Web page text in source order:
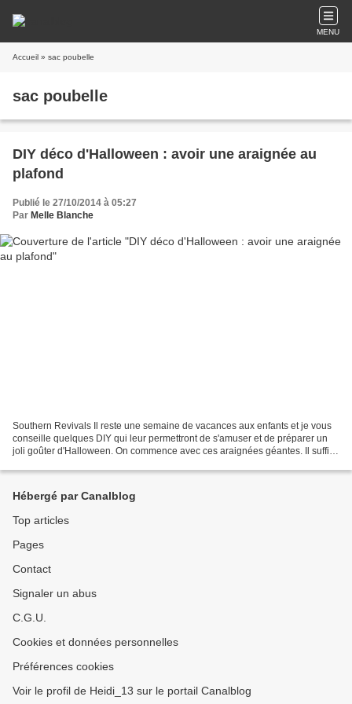
MENU
Accueil » sac poubelle
sac poubelle
DIY déco d'Halloween : avoir une araignée au
plafond
Publié le 27/10/2014 à 05:27
Par Melle Blanche
Southern Revivals Il reste une semaine de vacances aux enfants et je vous
conseille quelques DIY qui leur permettront de s'amuser et de préparer un
joli goûter d'Halloween. On commence avec ces araignées géantes. Il suffit
Hébergé par Canalblog
Top articles
Pages
Contact
Signaler un abus
C.G.U.
Cookies et données personnelles
Préférences cookies
Voir le profil de Heidi_13 sur le portail Canalblog